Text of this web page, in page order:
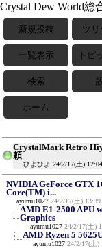
Crystal Dew World総
新規投稿 ツリ
一覧表示 トピ
検索
ホーム
CrystalMark Retro
頼
ひよひよ 24/2/17(土) 12:04
NVIDIA GeForce GTX
Core(TM) i...
ayumu1027 24/2/17(土) 13:39
AMD E1-2500 APU
Graphics
ayumu1027 24/2/17(土)
AMD Ryzen 5
ayumu1027 24/2/17(土)